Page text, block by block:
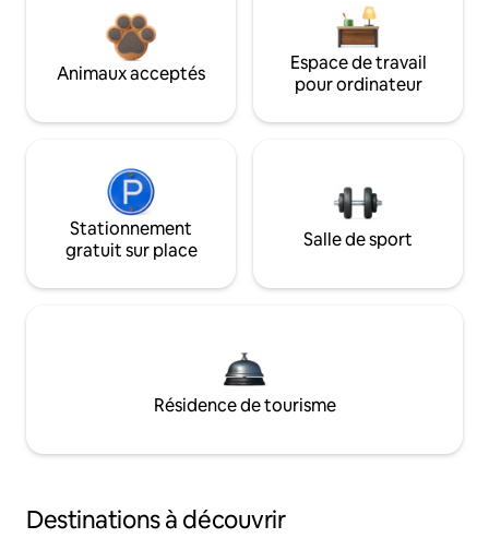
Animaux acceptés
Espace de travail
pour ordinateur
Stationnement
gratuit sur place
Salle de sport
Résidence de tourisme
Destinations à découvrir